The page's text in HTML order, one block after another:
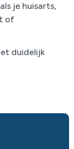
je huisarts,
of
duidelijk